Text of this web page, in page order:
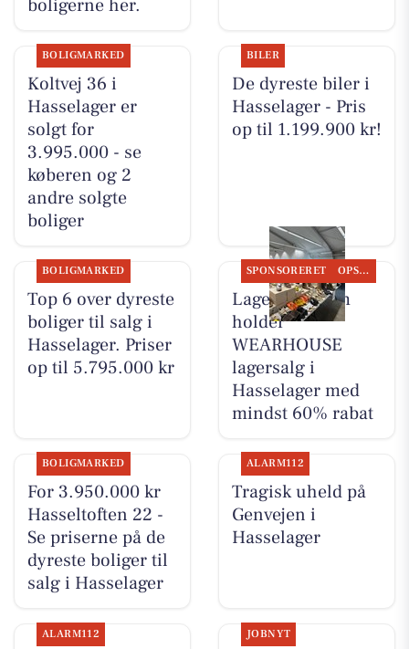
boligerne her.
BOLIGMARKED
Koltvej 36 i
Hasselager er
solgt for
3.995.000 - se
køberen og 2
andre solgte
boliger
BILER
De dyreste biler i
Hasselager - Pris
op til 1.199.900 kr!
BOLIGMARKED
Top 6 over dyreste
boliger til salg i
Hasselager. Priser
op til 5.795.000 kr
SPONSORERET OPSLAGSTAVLEN
Lagersalg.com
holder
WEARHOUSE
lagersalg i
Hasselager med
mindst 60% rabat
BOLIGMARKED
For 3.950.000 kr
Hasseltoften 22 -
Se priserne på de
dyreste boliger til
salg i Hasselager
ALARM112
Tragisk uheld på
Genvejen i
Hasselager
ALARM112 JOBNYT